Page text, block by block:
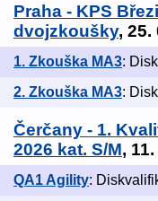
Praha - KPS
dvojzkoušky, 25.
1. Zkouška MA3:
2. Zkouška MA3:
Čerčany - 1.
2026 kat. S/M,
QA1 Agility: